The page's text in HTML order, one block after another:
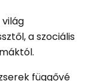
a szociális
függővé